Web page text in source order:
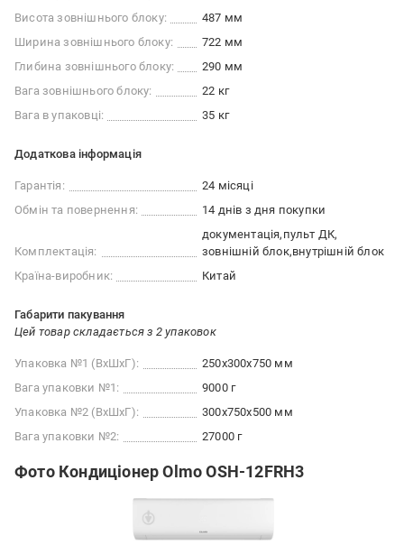
Висота зовнішнього блоку:
487 мм
Ширина зовнішнього блоку:
722 мм
Глибина зовнішнього блоку:
290 мм
Вага зовнішнього блоку:
22 кг
Вага в упаковці:
35 кг
Додаткова інформація
Гарантія:
24 місяці
Обмін та повернення:
14 днів з дня покупки
Комплектація:
документація пульт ДК
зовнішній блок внутрішній блок
Країна-виробник:
Китай
Габарити пакування
Цей товар складається з 2 упаковок
Упаковка №1 (ВхШхГ):
250x300x750 мм
Вага упаковки №1:
9000 г
Упаковка №2 (ВхШхГ):
300x750x500 мм
Вага упаковки №2:
27000 г
Фото Кондиціонер Olmo OSH-12FRH3